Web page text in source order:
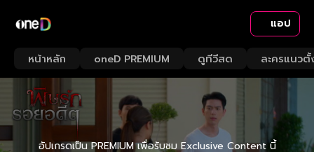
แอป
หน้าหลัก oneD PREMIUM ดูทีวีสด ละครแนวตั้
อัปเกรดเป็น PREMIUM เพื่อรับชม Exclusive Content นี้